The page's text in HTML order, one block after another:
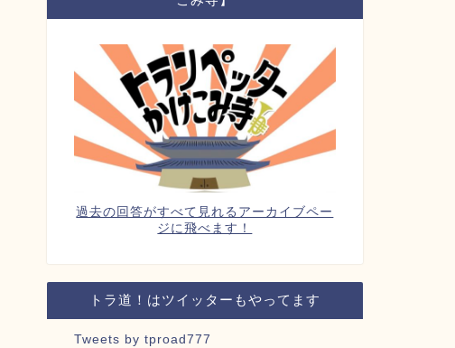
過去の回答がすべて見れるアーカイブペー
ジに飛べます！
トラ道！はツイッターもやってます
Tweets by tproad777